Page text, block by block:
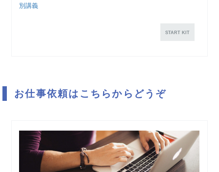
別講義
START KIT
お仕事依頼はこちらからどうぞ